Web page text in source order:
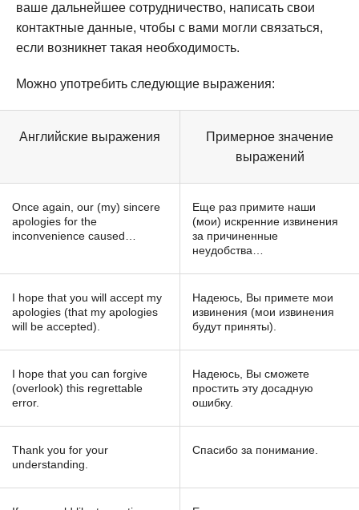
ваше дальнейшее сотрудничество, написать свои
контактные данные, чтобы с вами могли связаться,
если возникнет такая необходимость.
Можно употребить следующие выражения:
Английские выражения
Примерное значение
выражений
Once again, our (my) sincere
apologies for the
inconvenience caused…
Еще раз примите наши
(мои) искренние извинения
за причиненные
неудобства…
I hope that you will accept my
apologies (that my apologies
will be accepted).
Надеюсь, Вы примете мои
извинения (мои извинения
будут приняты).
I hope that you can forgive
(overlook) this regrettable
error.
Надеюсь, Вы сможете
простить эту досадную
ошибку.
Thank you for your
understanding.
Спасибо за понимание.